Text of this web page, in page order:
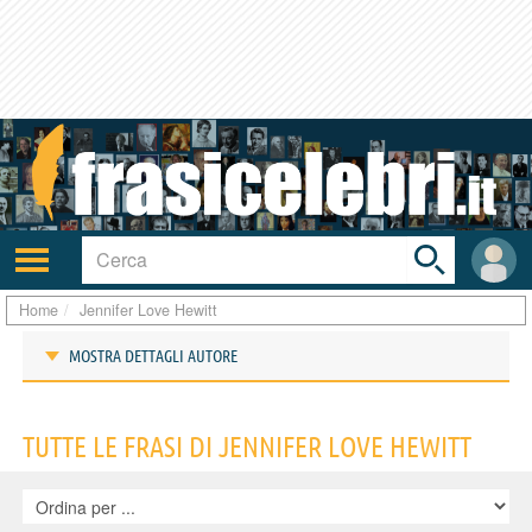
Attiva/disattiva
navigazione
User
area
Toggle
search
bar
Home Jennifer Love Hewitt
MOSTRA DETTAGLI AUTORE
TUTTE LE FRASI DI JENNIFER LOVE HEWITT